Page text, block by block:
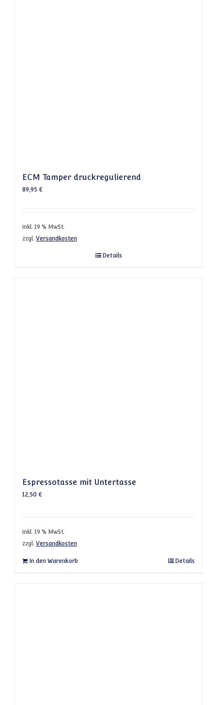
ECM Tamper druckregulierend
89,95 €
inkl. 19 % MwSt.
zzgl. Versandkosten
Details
Espressotasse mit Untertasse
12,50 €
inkl. 19 % MwSt.
zzgl. Versandkosten
In den Warenkorb Details